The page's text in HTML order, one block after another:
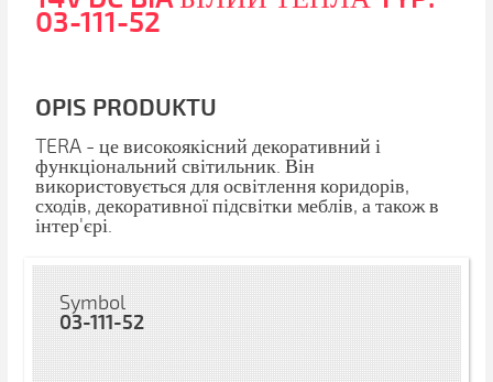
03-111-52
OPIS PRODUKTU
TERA - це високоякісний декоративний і
функціональний світильник. Він
використовується для освітлення коридорів,
сходів, декоративної підсвітки меблів, а також в
інтер'єрі.
Symbol
03-111-52